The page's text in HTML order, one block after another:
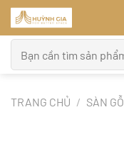
Bỏ
qua
nội
dung
kiếm:
TRANG CHỦ / SÀN GỖ